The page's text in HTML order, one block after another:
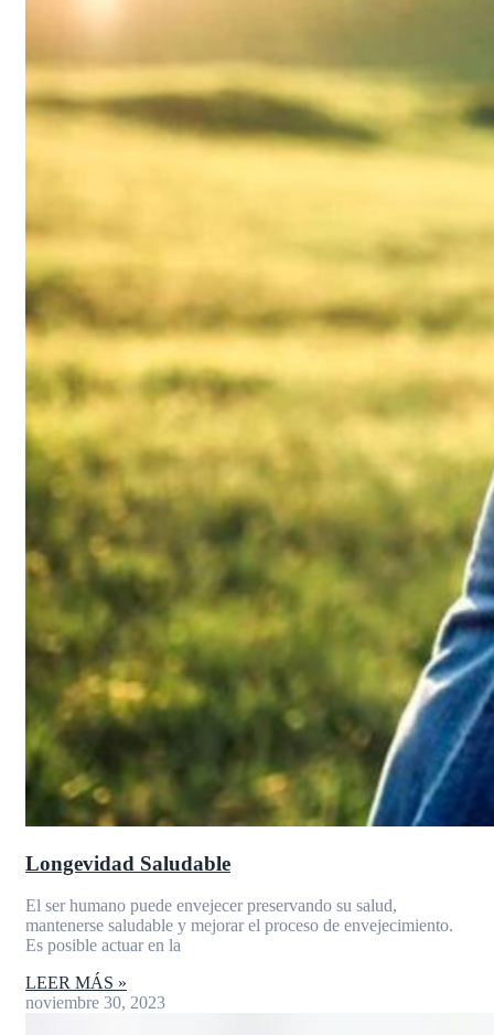
Longevidad Saludable
El ser humano puede envejecer preservando su salud,
mantenerse saludable y mejorar el proceso de envejecimiento.
Es posible actuar en la
LEER MÁS »
noviembre 30, 2023